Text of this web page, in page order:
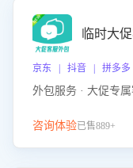
临时大
京东 | 抖音 | 拼多
外包服务 · 大促专属
咨询体验已售889+